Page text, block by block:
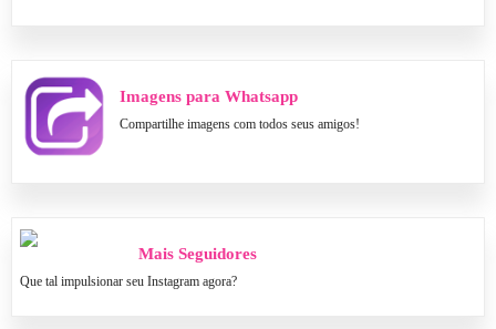
Imagens para Whatsapp
Compartilhe imagens com todos seus amigos!
Mais Seguidores
Que tal impulsionar seu Instagram agora?